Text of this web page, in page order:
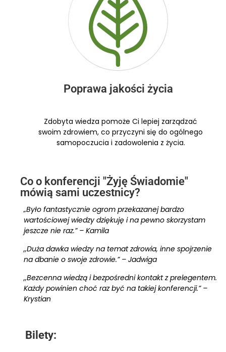
Poprawa jakości życia
Zdobyta wiedza pomoże Ci lepiej zarządzać
swoim zdrowiem, co przyczyni się do ogólnego
samopoczucia i zadowolenia z życia.
Co o konferencji "Żyję Świadomie"
mówią sami uczestnicy?
„Było fantastycznie ogrom przekazanej bardzo
wartościowej wiedzy dziękuję i na pewno skorzystam
jeszcze nie raz.” – Kamila
,,Duża dawka wiedzy na temat zdrowia, inne spojrzenie
na dbanie o swoje zdrowie.” – Jadwiga
,,Bezcenna wiedzą i bezpośredni kontakt z prelegentem.
Każdy powinien choć raz być na takiej konferencji.” –
Krystian
Bilety: